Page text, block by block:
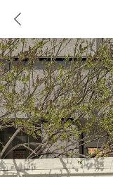
로그인
콘텐츠 리뷰 &
CATEGORY